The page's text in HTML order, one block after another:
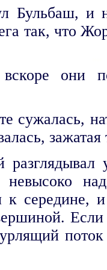
Бульбаш, и
так, что
вскоре они
сужалась,
невысоко
к середине,